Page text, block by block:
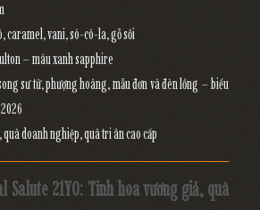
caramel, vani, sô-cô-la, gỗ sồi
– màu xanh sapphire
sư tử, phượng hoàng, mẫu đơn và đèn lồng – biểu
quà doanh nghiệp, quà tri ân cao cấp
21YO: Tinh hoa vương giả, quà